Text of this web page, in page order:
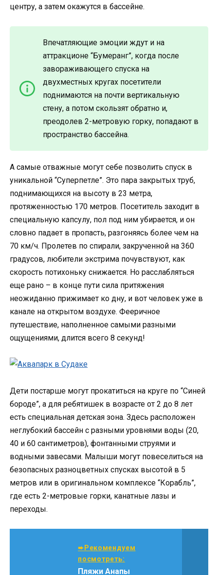
центру, а затем окажутся в бассейне.
Впечатляющие эмоции ждут и на
аттракционе “Бумеранг”, когда после
завораживающего спуска на
двухместных кругах посетители
поднимаются на почти вертикальную
стену, а потом скользят обратно и,
преодолев 2-метровую горку, попадают в
пространство бассейна.
А самые отважные могут себе позволить спуск в
уникальной “Суперпетле”. Это пара закрытых труб,
поднимающихся на высоту в 23 метра,
протяженностью 170 метров. Посетитель заходит в
специальную капсулу, пол под ним убирается, и он
словно падает в пропасть, разгоняясь более чем на
70 км/ч. Пролетев по спирали, закрученной на 360
градусов, любители экстрима почувствуют, как
скорость потихоньку снижается. Но расслабляться
еще рано – в конце пути сила притяжения
неожиданно прижимает ко дну, и вот человек уже в
канале на открытом воздухе. Фееричное
путешествие, наполненное самыми разными
ощущениями, длится всего 8 секунд!
Дети постарше могут прокатиться на круге по “Синей
бороде”, а для ребятишек в возрасте от 2 до 8 лет
есть специальная детская зона. Здесь расположен
неглубокий бассейн с разными уровнями воды (20,
40 и 60 сантиметров), фонтанными струями и
водными завесами. Малыши могут повеселиться на
безопасных разноцветных спусках высотой в 5
метров или в оригинальном комплексе “Корабль”,
где есть 2-метровые горки, канатные лазы и
переходы.
➨Рекомендуем
посмотреть:
Пляжи Анапы